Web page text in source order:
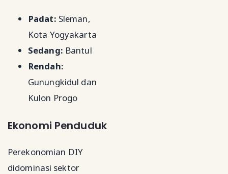
Padat: Sleman,
Kota Yogyakarta
Sedang: Bantul
Rendah:
Gunungkidul dan
Kulon Progo
Ekonomi Penduduk
Perekonomian DIY
didominasi sektor